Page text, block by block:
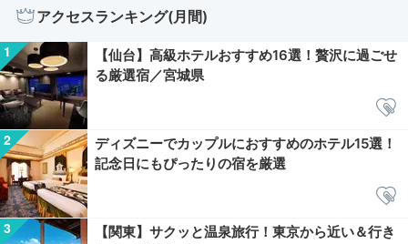
アクセスランキング(月間)
【仙台】高級ホテルおすすめ16選！贅沢に過ごせ
る厳選宿／宮城県
ディズニーでカップルにおすすめのホテル15選！
記念日にもぴったりの宿を厳選
【関東】サクッと温泉旅行！東京から近い＆行き